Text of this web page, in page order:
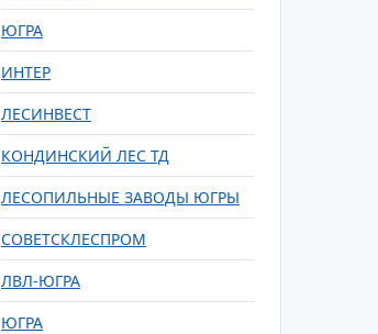
ЮГРА
ИНТЕР
ЛЕСИНВЕСТ
КОНДИНСКИЙ ЛЕС ТД
ЛЕСОПИЛЬНЫЕ ЗАВОДЫ ЮГРЫ
СОВЕТСКЛЕСПРОМ
ЛВЛ-ЮГРА
ЮГРА